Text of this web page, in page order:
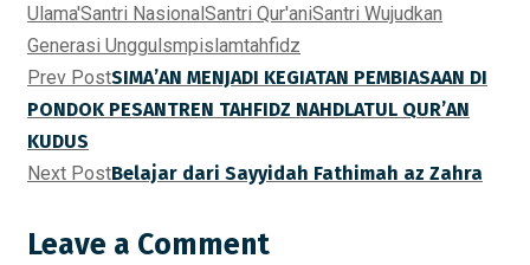
Ulama'Santri Nasional Santri Qur'aniSantri Wujudkan
Generasi Unggul smpislamtahfidz
Prev PostSIMA’AN MENJADI KEGIATAN PEMBIASAAN DI
PONDOK PESANTREN TAHFIDZ NAHDLATUL QUR’AN
KUDUS
Next PostBelajar dari Sayyidah Fathimah az Zahra
Leave a Comment